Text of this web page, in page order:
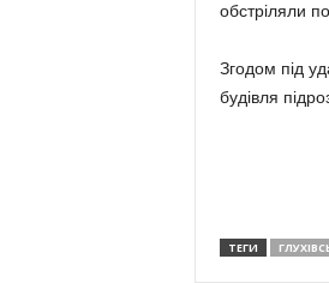
обстріляли
Згодом під
будівля
ТЕГИ